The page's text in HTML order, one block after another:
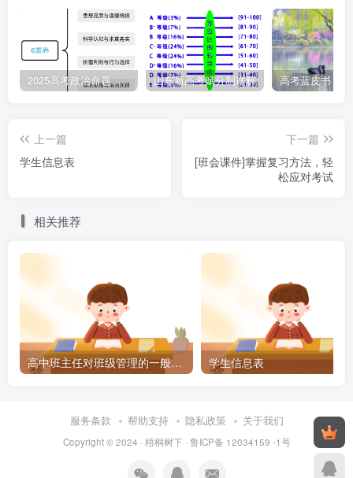
2025高考政治命题纲要解读 山东新高考赋分制详解
上一篇
学生信息表
下一篇
[班会课件]掌握复习方法，轻
松应对考试
相关推荐
高中班主任对班级管理的一般秘籍 学生信息表
服务条款 帮助支持 隐私政策 关于我们
Copyright © 2024 · 梧桐树下· 鲁ICP备 12034159 -1号